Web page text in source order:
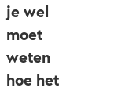
je wel
moet
weten
hoe het